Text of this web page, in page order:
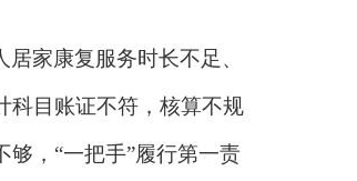
家康复服务时长不足、
科目账证不符，核算不规
， “一把手”履行第一责